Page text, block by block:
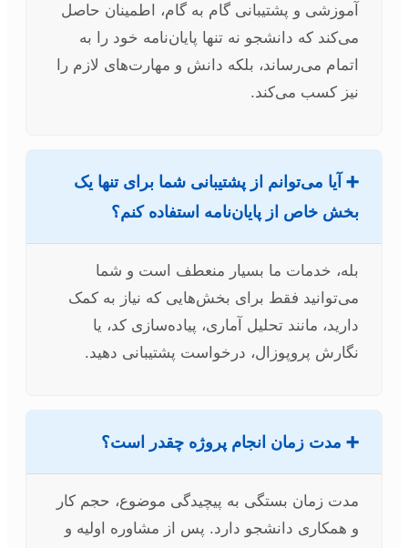
آموزشی و پشتیبانی گام به گام، اطمینان حاصل
می‌کند که دانشجو نه تنها پایان‌نامه خود را به
اتمام می‌رساند، بلکه دانش و مهارت‌های لازم را
نیز کسب می‌کند.
➕ آیا می‌توانم از پشتیبانی شما برای تنها یک
بخش خاص از پایان‌نامه استفاده کنم؟
بله، خدمات ما بسیار منعطف است و شما
می‌توانید فقط برای بخش‌هایی که نیاز به کمک
دارید، مانند تحلیل آماری، پیاده‌سازی کد، یا
نگارش پروپوزال، درخواست پشتیبانی دهید.
➕ مدت زمان انجام پروژه چقدر است؟
مدت زمان بستگی به پیچیدگی موضوع، حجم کار
و همکاری دانشجو دارد. پس از مشاوره اولیه و